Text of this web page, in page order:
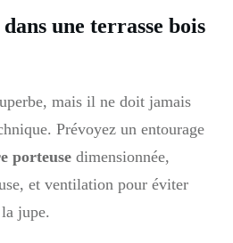
une terrasse bois
mais il ne doit jamais
Prévoyez un entourage
porteuse dimensionnée,
et ventilation pour éviter
jupe.